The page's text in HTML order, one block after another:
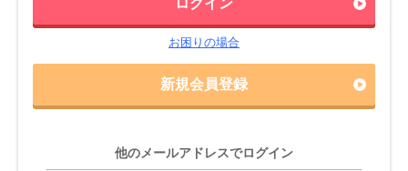
ログイン
お困りの場合
新規会員登録
他のメールアドレスでログイン